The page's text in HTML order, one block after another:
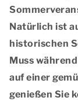
Natürlich ist
historischen
Muss
auf einer
genießen Sie